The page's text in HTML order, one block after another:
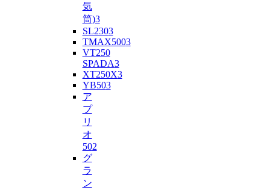
気
筒)3
SL2303
TMAX5003
VT250
SPADA3
XT250X3
YB503
ア
プ
リ
オ
502
グ
ラ
ン